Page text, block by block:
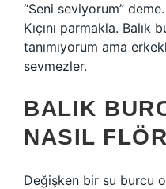
“Seni seviyorum”
Kıçını parmakla. Balık
tanımıyorum ama
sevmezler.
BALIK
NASIL
Değişken bir su burcu